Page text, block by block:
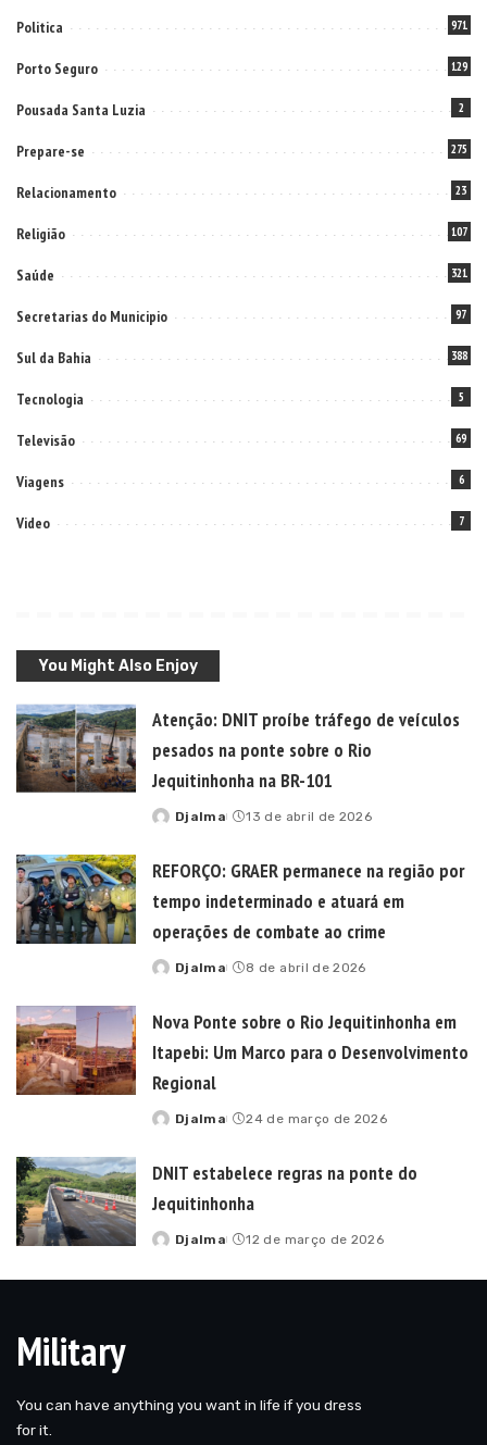
Politica 971
Porto Seguro 129
Pousada Santa Luzia 2
Prepare-se 275
Relacionamento 23
Religião 107
Saúde 321
Secretarias do Municipio 97
Sul da Bahia 388
Tecnologia 5
Televisão 69
Viagens 6
Video 7
You Might Also Enjoy
Atenção: DNIT proíbe tráfego de veículos
pesados na ponte sobre o Rio
Jequitinhonha na BR-101
Posted
Djalma 13 de abril de 2026
REFORÇO: GRAER permanece na região por
tempo indeterminado e atuará em
operações de combate ao crime
Posted
Djalma 8 de abril de 2026
Nova Ponte sobre o Rio Jequitinhonha em
Itapebi: Um Marco para o Desenvolvimento
Regional
Posted
Djalma 24 de março de 2026
DNIT estabelece regras na ponte do
Jequitinhonha
Posted
Djalma 12 de março de 2026
Military
You can have anything you want in life if you dress
for it.